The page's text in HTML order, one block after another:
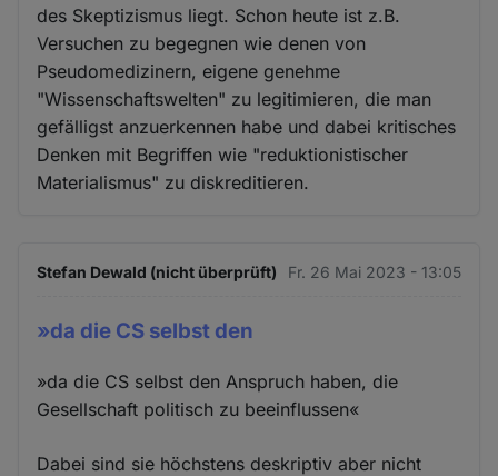
des Skeptizismus liegt. Schon heute ist z.B.
Versuchen zu begegnen wie denen von
Pseudomedizinern, eigene genehme
"Wissenschaftswelten" zu legitimieren, die man
gefälligst anzuerkennen habe und dabei kritisches
Denken mit Begriffen wie "reduktionistischer
Materialismus" zu diskreditieren.
Stefan Dewald (nicht überprüft) Fr. 26 Mai 2023 - 13:05
»da die CS selbst den
»da die CS selbst den Anspruch haben, die
Gesellschaft politisch zu beeinflussen«
Dabei sind sie höchstens deskriptiv aber nicht